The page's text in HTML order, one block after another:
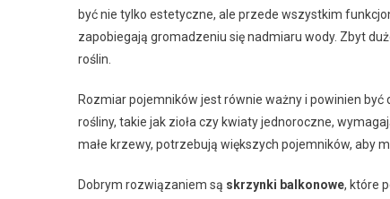
być nie tylko estetyczne, ale przede wszystkim
zapobiegają gromadzeniu się nadmiaru wody. Zbyt
roślin.
Rozmiar pojemników jest równie ważny i powinien
rośliny, takie jak zioła czy kwiaty jednoroczne,
małe krzewy, potrzebują większych pojemników, aby
Dobrym rozwiązaniem są skrzynki balkonowe, które